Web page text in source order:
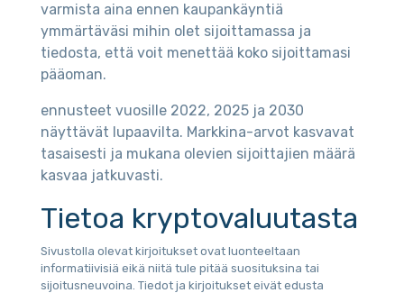
varmista aina ennen kaupankäyntiä
ymmärtäväsi mihin olet sijoittamassa ja
tiedosta, että voit menettää koko sijoittamasi
pääoman.
ennusteet vuosille 2022, 2025 ja 2030
näyttävät lupaavilta. Markkina-arvot kasvavat
tasaisesti ja mukana olevien sijoittajien määrä
kasvaa jatkuvasti.
Tietoa kryptovaluutasta
Sivustolla olevat kirjoitukset ovat luonteeltaan
informatiivisiä eikä niitä tule pitää suosituksina tai
sijoitusneuvoina. Tiedot ja kirjoitukset eivät edusta